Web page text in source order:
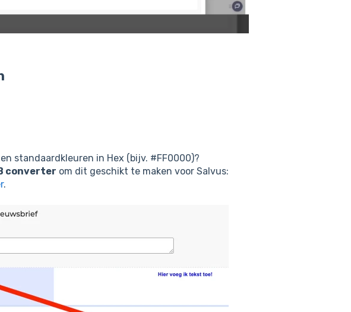
standaardkleuren in Hex (bijv. #FF0000)?
converter om dit geschikt te maken voor Salvus:
.